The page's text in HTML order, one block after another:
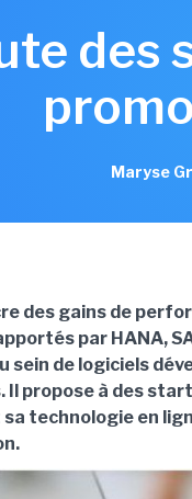
des
Maryse
des gains de
par HANA,
sein de logiciels
Il propose à des
technologie en